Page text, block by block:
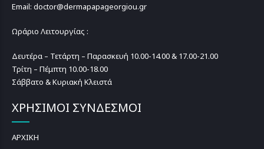
Email: doctor@dermapapageorgiou.gr
Ωράριο Λειτουργίας :
Δευτέρα – Τετάρτη – Παρασκευή 10.00-14.00 & 17.00-21.00
Τρίτη – Πέμπτη 10.00-18.00
Σάββατο & Κυριακή Κλειστά
ΧΡΗΣΙΜΟΙ ΣΥΝΔΕΣΜΟΙ
ΑΡΧΙΚΗ